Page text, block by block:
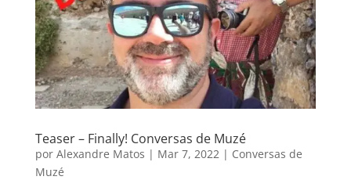
Teaser – Finally! Conversas de Muzé
por Alexandre Matos | Mar 7, 2022| Conversas de
Muzé